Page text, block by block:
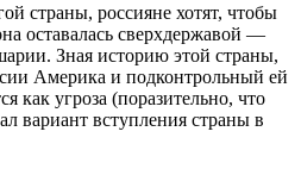
страны, россияне хотят, чтобы
оставалась сверхдержавой —
Зная историю этой страны,
Америка и подконтрольный ей
угроза (поразительно, что
вариант вступления страны в